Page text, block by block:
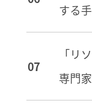
する
「リ
専門